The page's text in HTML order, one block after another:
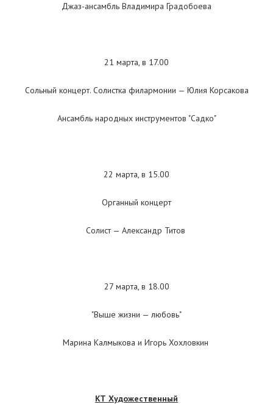
Джаз-ансамбль Владимира Градобоева
21 марта, в 17.00
Сольный концерт. Солистка филармонии — Юлия Корсакова
Ансамбль народных инструментов "Садко"
22 марта, в 15.00
Органный концерт
Солист — Александр Титов
27 марта, в 18.00
"Выше жизни — любовь"
Марина Калмыкова и Игорь Хохловкин
КТ Художественный